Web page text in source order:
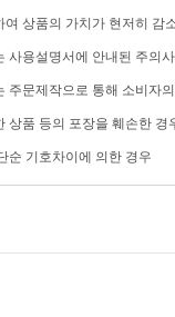
여 상품의 가치가 현저히 감
사용설명서에 안내된 주의
주문제작으로 통해 소비자
상품 등의 포장을 훼손한 경
순 기호차이에 의한 경우